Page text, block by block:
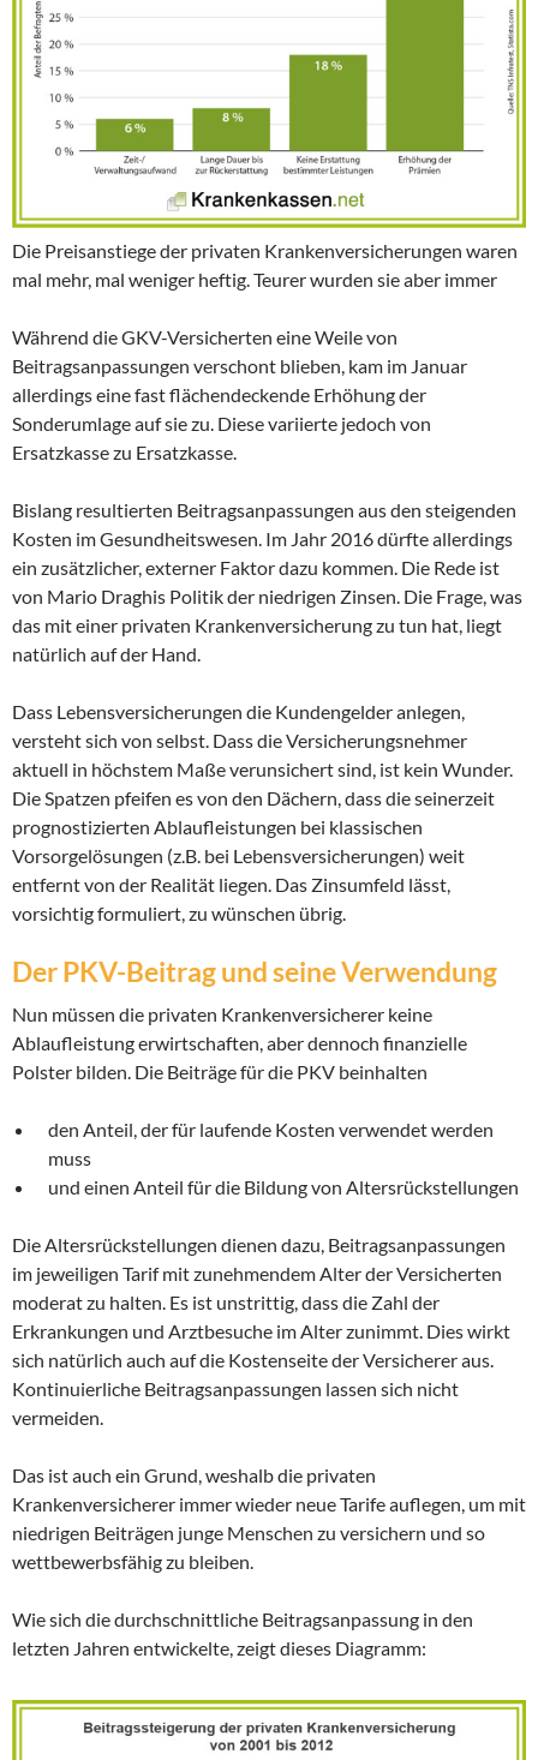
Die Preisanstiege der privaten Krankenversicherungen waren
mal mehr, mal weniger heftig. Teurer wurden sie aber immer
Während die GKV-Versicherten eine Weile von
Beitragsanpassungen verschont blieben, kam im Januar
allerdings eine fast flächendeckende Erhöhung der
Sonderumlage auf sie zu. Diese variierte jedoch von
Ersatzkasse zu Ersatzkasse.
Bislang resultierten Beitragsanpassungen aus den steigenden
Kosten im Gesundheitswesen. Im Jahr 2016 dürfte allerdings
ein zusätzlicher, externer Faktor dazu kommen. Die Rede ist
von Mario Draghis Politik der niedrigen Zinsen. Die Frage, was
das mit einer privaten Krankenversicherung zu tun hat, liegt
natürlich auf der Hand.
Dass Lebensversicherungen die Kundengelder anlegen,
versteht sich von selbst. Dass die Versicherungsnehmer
aktuell in höchstem Maße verunsichert sind, ist kein Wunder.
Die Spatzen pfeifen es von den Dächern, dass die seinerzeit
prognostizierten Ablaufleistungen bei klassischen
Vorsorgelösungen (z.B. bei Lebensversicherungen) weit
entfernt von der Realität liegen. Das Zinsumfeld lässt,
vorsichtig formuliert, zu wünschen übrig.
Der PKV-Beitrag und seine Verwendung
Nun müssen die privaten Krankenversicherer keine
Ablaufleistung erwirtschaften, aber dennoch finanzielle
Polster bilden. Die Beiträge für die PKV beinhalten
den Anteil, der für laufende Kosten verwendet werden
muss
und einen Anteil für die Bildung von Altersrückstellungen
Die Altersrückstellungen dienen dazu, Beitragsanpassungen
im jeweiligen Tarif mit zunehmendem Alter der Versicherten
moderat zu halten. Es ist unstrittig, dass die Zahl der
Erkrankungen und Arztbesuche im Alter zunimmt. Dies wirkt
sich natürlich auch auf die Kostenseite der Versicherer aus.
Kontinuierliche Beitragsanpassungen lassen sich nicht
vermeiden.
Das ist auch ein Grund, weshalb die privaten
Krankenversicherer immer wieder neue Tarife auflegen, um mit
niedrigen Beiträgen junge Menschen zu versichern und so
wettbewerbsfähig zu bleiben.
Wie sich die durchschnittliche Beitragsanpassung in den
letzten Jahren entwickelte, zeigt dieses Diagramm: